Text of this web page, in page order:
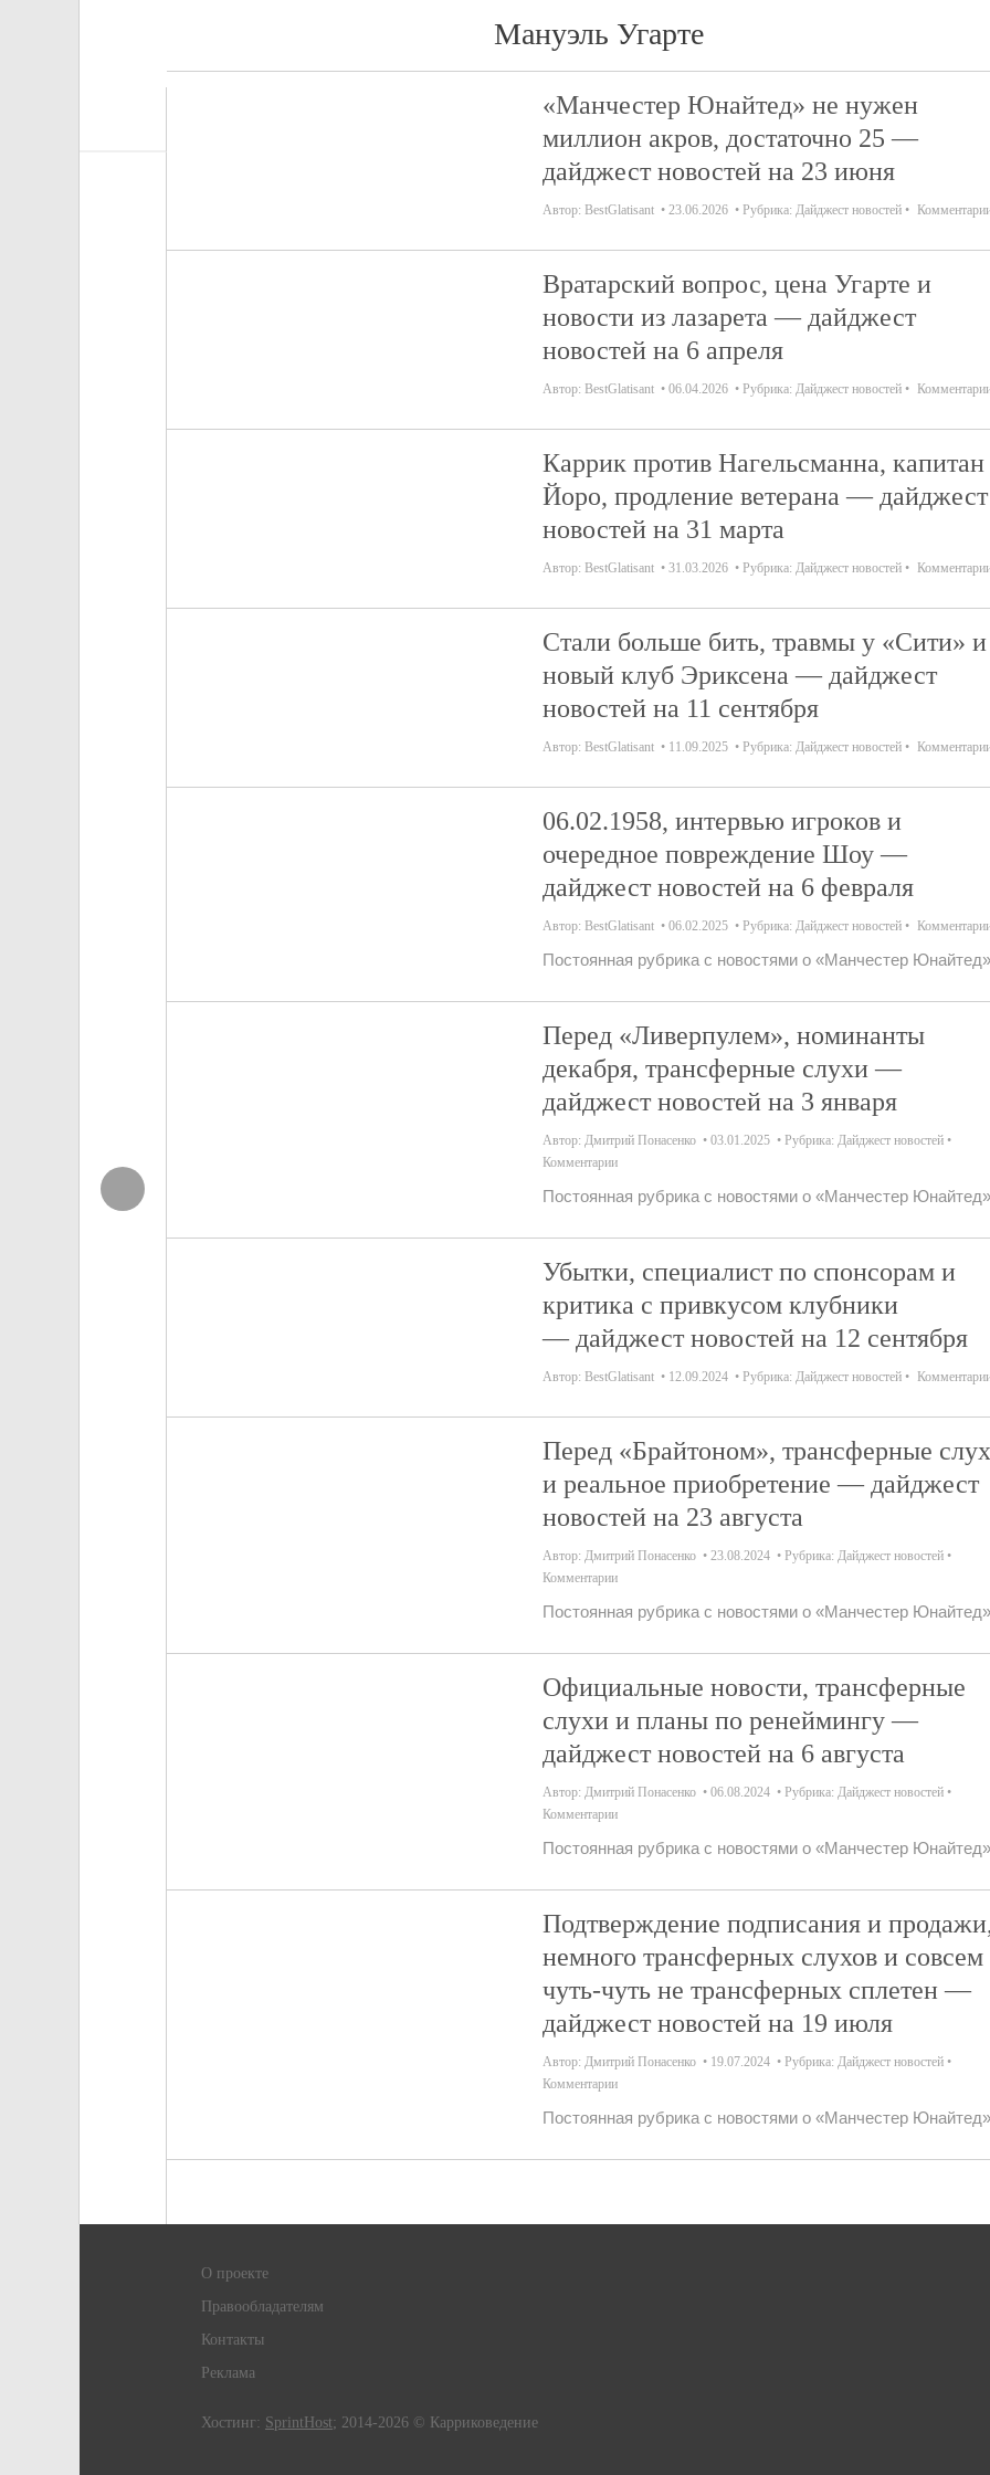
Мануэль Угарте
«Манчестер Юнайтед» не нужен
миллион акров, достаточно 25 —
дайджест новостей на 23 июня
Автор: BestGlatisant 23.06.2026 Рубрика: Дайджест новостей
Вратарский вопрос, цена Угарте и
новости из лазарета — дайджест
новостей на 6 апреля
Автор: BestGlatisant 06.04.2026 Рубрика: Дайджест новостей
Каррик против Нагельсманна, капитан
Йоро, продление ветерана — дайджест
новостей на 31 марта
Автор: BestGlatisant 31.03.2026 Рубрика: Дайджест новостей
Стали больше бить, травмы у «Сити» и
новый клуб Эриксена — дайджест
новостей на 11 сентября
Автор: BestGlatisant 11.09.2025 Рубрика: Дайджест новостей
06.02.1958, интервью игроков и
очередное повреждение Шоу —
дайджест новостей на 6 февраля
Автор: BestGlatisant 06.02.2025 Рубрика: Дайджест новостей
Постоянная рубрика с новостями о «Манчестер
Перед «Ливерпулем», номинанты
декабря, трансферные слухи —
дайджест новостей на 3 января
Автор: Дмитрий Понасенко 03.01.2025 Рубрика: Дайджест новостей
Комментарии
Постоянная рубрика с новостями о «Манчестер
Убытки, специалист по спонсорам и
критика с привкусом клубники
— дайджест новостей на 12 сентября
Автор: BestGlatisant 12.09.2024 Рубрика: Дайджест новостей
Перед «Брайтоном», трансферные
и реальное приобретение — дайджест
новостей на 23 августа
Автор: Дмитрий Понасенко 23.08.2024 Рубрика: Дайджест новостей
Комментарии
Постоянная рубрика с новостями о «Манчестер
Официальные новости, трансферные
слухи и планы по ренеймингу —
дайджест новостей на 6 августа
Автор: Дмитрий Понасенко 06.08.2024 Рубрика: Дайджест новостей
Комментарии
Постоянная рубрика с новостями о «Манчестер
Подтверждение подписания и
немного трансферных слухов и совсем
чуть-чуть не трансферных сплетен —
дайджест новостей на 19 июля
Автор: Дмитрий Понасенко 19.07.2024 Рубрика: Дайджест новостей
Комментарии
Постоянная рубрика с новостями о «Манчестер
О проекте
Правообладателям
Контакты
Реклама
Хостинг: SprintHost; 2014-2026 © Карриковедение